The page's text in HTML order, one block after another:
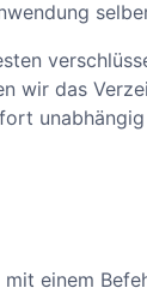
wir das
einem